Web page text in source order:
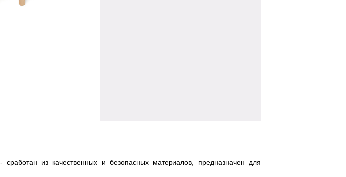
- сработан из качественных и безопасных материалов, предназначен для